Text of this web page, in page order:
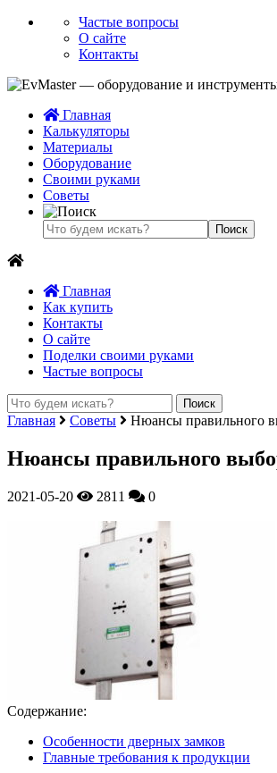
Частые вопросы
О сайте
Контакты
Главная
Калькуляторы
Материалы
Оборудование
Своими руками
Советы
Главная
Как купить
Контакты
О сайте
Поделки своими руками
Частые вопросы
Главная Советы Нюансы правильного
Нюансы правильного
2021-05-20 2811 0
Содержание:
Особенности дверных замков
Главные требования к продукции